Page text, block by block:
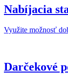
Nabíjacia
Využite možnosť
Darčekové